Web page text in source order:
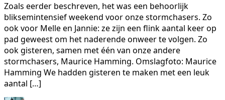
Zoals eerder beschreven, het was een behoorlijk
bliksemintensief weekend voor onze stormchasers. Zo
ook voor Melle en Jannie: ze zijn een flink aantal keer op
pad geweest om het naderende onweer te volgen. Zo
ook gisteren, samen met één van onze andere
stormchasers, Maurice Hamming. Omslagfoto: Maurice
Hamming We hadden gisteren te maken met een leuk
aantal […]